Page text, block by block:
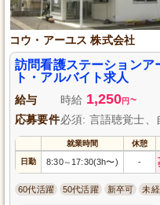
コウ・アーユス 株式会社
訪問看護ステーションア
ト・アルバイト求人
給与 時給 1,250円 ~
応募要件必須: 言語聴覚士、
就業時間 休憩
日勤 8:30～ 17:30(3h〜) -
60代活躍 50代活躍 新卒可 未